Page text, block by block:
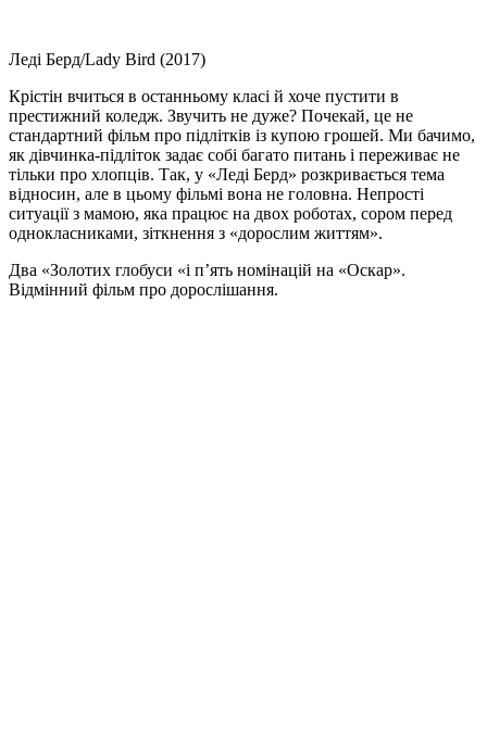
Леді Берд/Lady Bird (2017)
Крістін вчиться в останньому класі й хоче пустити в
престижний коледж. Звучить не дуже? Почекай, це не
стандартний фільм про підлітків із купою грошей. Ми бачимо,
як дівчинка-підліток задає собі багато питань і переживає не
тільки про хлопців. Так, у «Леді Берд» розкривається тема
відносин, але в цьому фільмі вона не головна. Непрості
ситуації з мамою, яка працює на двох роботах, сором перед
однокласниками, зіткнення з «дорослим життям».
Два «Золотих глобуси «і п’ять номінацій на «Оскар».
Відмінний фільм про дорослішання.